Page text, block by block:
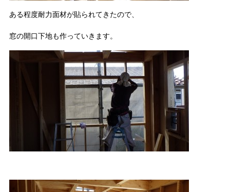
ある程度耐力面材が貼られてきたので、
窓の開口下地も作っていきます。